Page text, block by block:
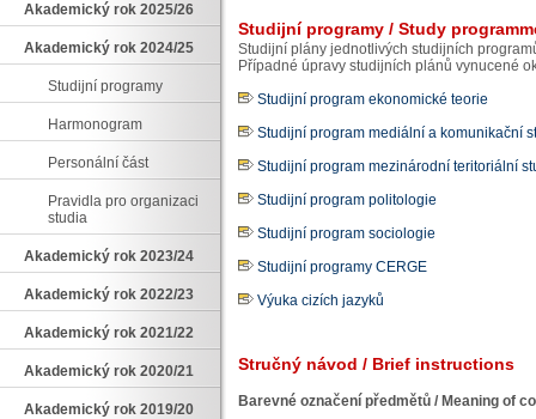
Akademický rok 2025/26
Akademický rok 2024/25
Studijní programy
Harmonogram
Personální část
Pravidla pro organizaci
studia
Akademický rok 2023/24
Akademický rok 2022/23
Akademický rok 2021/22
Akademický rok 2020/21
Akademický rok 2019/20
Studijní programy / Study
Studijní plány jednotlivých studijních
Případné úpravy studijních plánů vynucené
Studijní program ekonomické teorie
Studijní program mediální a komunikační
Studijní program mezinárodní teritoriální
Studijní program politologie
Studijní program sociologie
Studijní programy CERGE
Výuka cizích jazyků
Stručný návod / Brief instructions
Barevné označení předmětů / Meaning of